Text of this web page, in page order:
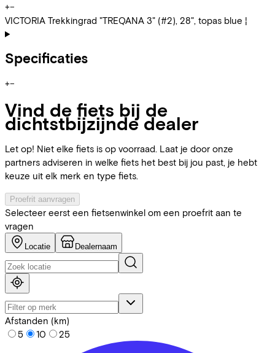
+−
VICTORIA Trekkingrad "TREQANA 3" (#2), 28", topas blue ¦
Specificaties
+−
Vind de fiets bij de
dichtstbijzijnde dealer
Let op! Niet elke fiets is op voorraad. Laat je door onze
partners adviseren in welke fiets het best bij jou past, je hebt
keuze uit elk merk en type fiets.
Proefrit aanvragen
Selecteer eerst een fietsenwinkel om een proefrit aan te
vragen
Locatie Dealernaam
Afstanden (km)
5
10 25